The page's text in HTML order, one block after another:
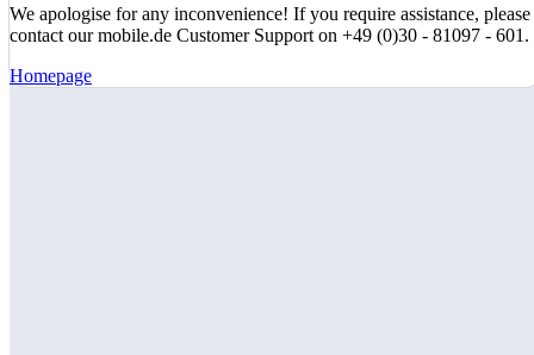
We apologise for any inconvenience! If you require assistance, please
contact our mobile.de Customer Support on +49 (0)30 - 81097 - 601.
Homepage